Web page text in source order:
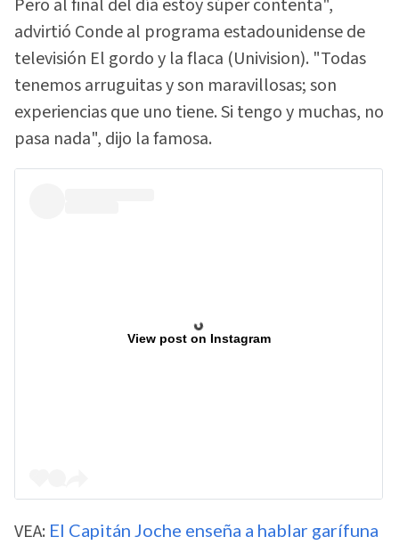
Pero al final del día estoy súper contenta",
advirtió Conde al programa estadounidense de
televisión El gordo y la flaca (Univision). "Todas
tenemos arruguitas y son maravillosas; son
experiencias que uno tiene. Si tengo y muchas, no
pasa nada", dijo la famosa.
View post on Instagram
VEA: El Capitán Joche enseña a hablar garífuna